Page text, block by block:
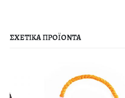
ΣΧΕΤΙΚΆ ΠΡΟΪΌΝΤΑ